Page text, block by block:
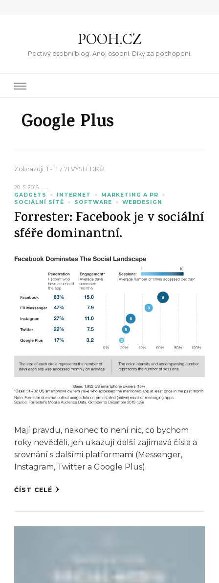
POOH.CZ
Poctivý osobní blog. Ano, osobní. Díky za pochopení.
Google Plus
Zobrazuji: 1 - 11 z 71 VÝSLEDKŮ
20. 5. 2016
GADGETS
INTERNET
MARKETING A PR
SOCIÁLNÍ SÍTĚ
SOFTWARE WEBDESIGN
Forrester: Facebook je v sociální
sféře dominantní.
Mají pravdu, nakonec to není nic, co bychom
roky nevěděli, jen ukazují další zajímavá čísla a
srovnání s dalšími platformami (Messenger,
Instagram, Twitter a Google Plus).
ČÍST CELÉ